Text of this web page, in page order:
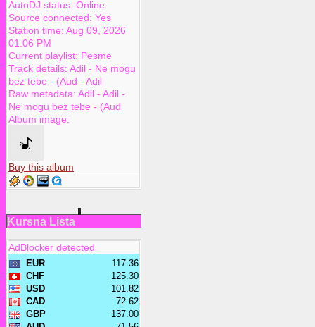
AutoDJ status: Online
Source connected: Yes
Station time: Aug 09, 2026
01:06 PM
Current playlist: Pesme
Track details: Adil - Ne mogu
bez tebe - (Aud - Adil
Raw metadata: Adil - Adil -
Ne mogu bez tebe - (Aud
Album image:
Buy this album
Kursna Lista
AdBlocker detected